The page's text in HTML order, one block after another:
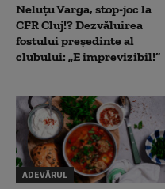
Neluțu Varga, stop-joc la
CFR Cluj!? Dezvăluirea
fostului președinte al
clubului: „E imprevizibil!”
ADEVĂRUL